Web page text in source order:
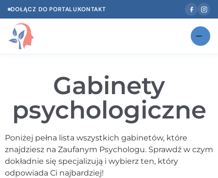
DOŁĄCZ DO PORTALUKONTAKT
Według specjalizacji
Diagnozy psychologiczne
Testy psychologiczne
Gabinety
psychologiczne
Poniżej pełna lista wszystkich gabinetów, które
znajdziesz na Zaufanym Psychologu. Sprawdź w czym
dokładnie się specjalizują i wybierz ten, który
odpowiada Ci najbardziej!